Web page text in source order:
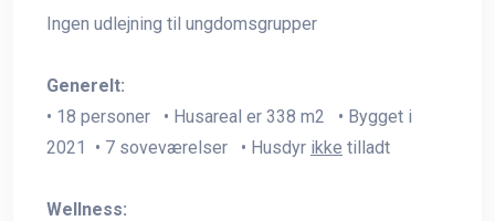
Ingen udlejning til ungdomsgrupper
Generelt:
• 18 personer • Husareal er 338 m2 • Bygget i
2021 • 7 soveværelser • Husdyr ikke tilladt
Wellness: